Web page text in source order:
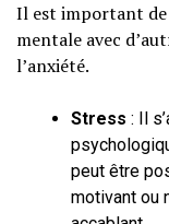
Il est important de
mentale avec
l’anxiété.
Stress : Il
peut être
motivant ou